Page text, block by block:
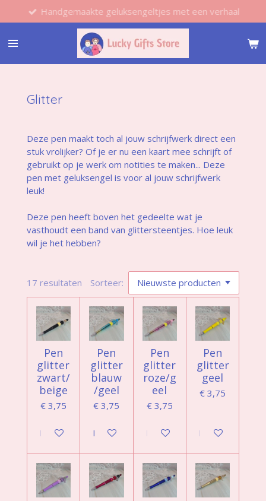
direct
naar
hoofdinhoud
Handgemaakte geluksengeltjes met een verhaal
Glitter
Deze pen maakt toch al jouw schrijfwerk direct een
stuk vrolijker? Of je er nu een kaart mee schrijft of
gebruikt op je werk om notities te maken... Deze
pen met geluksengel is voor al jouw schrijfwerk
leuk!
Deze pen heeft boven het gedeelte wat je
vasthoudt een band van glittersteentjes. Hoe leuk
wil je het hebben?
17 resultaten Sorteer:
Pen
glitter
zwart/
beige
€ 3,75
In winkelwagen
Pen
glitter
blauw
/geel
€ 3,75
In winkelwagen
Pen
glitter
roze/g
eel
€ 3,75
In winkelwagen
Pen
glitter
geel
€ 3,75
In winkelwagen